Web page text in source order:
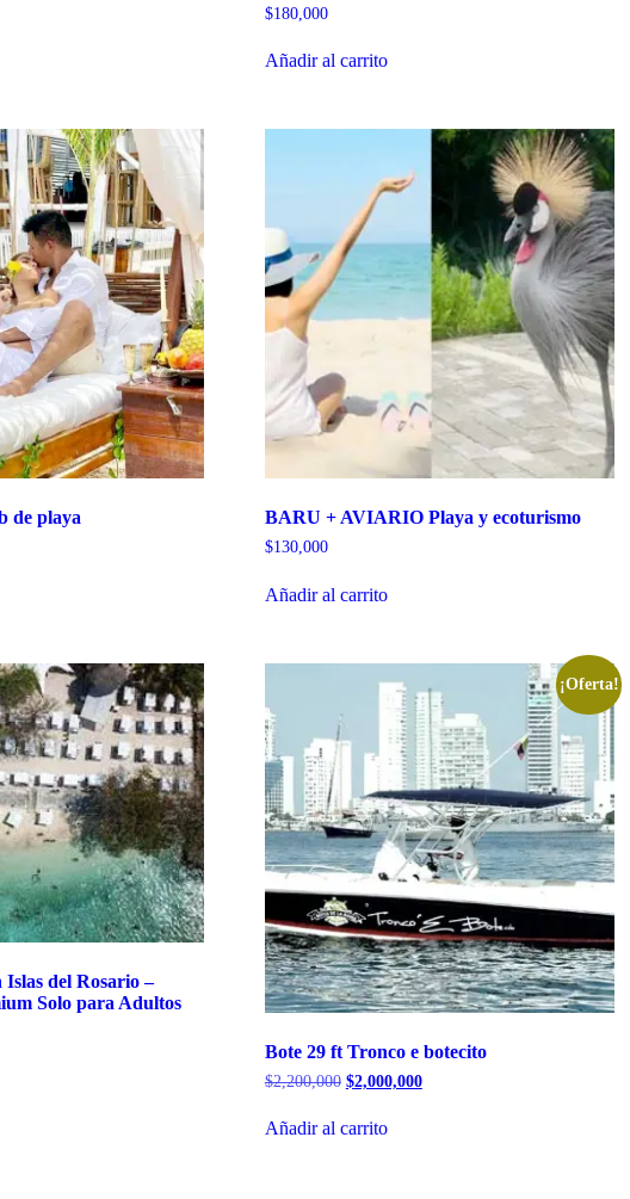
Valorado
de 5
$180,000
Añadir al carrito
de playa BARU + AVIARIO Playa y ecoturismo
$130,000
Añadir al carrito
del Rosario –
Solo para Adultos
¡Oferta!
Bote 29 ft Tronco e botecito
$2,200,000 El
original
era:
$2,000,000El
Añadir al carrito